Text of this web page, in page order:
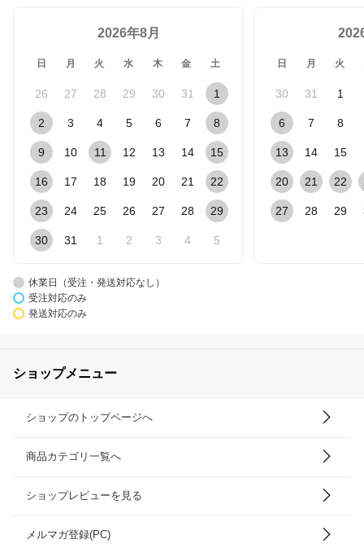
2026年8月
日 月 火 水 木 金 土
26 27 28 29 30 31 1
2 3 4 5 6 7 8
9 10 11 12 13 14 15
16 17 18 19 20 21 22
23 24 25 26 27 28 29
30 31 1 2 3 4 5
日 月 火
30 31 1
6 7 8
13 14 15
20 21 22
27 28 29
休業日（受注・発送対応なし）
受注対応のみ
発送対応のみ
ショップメニュー
ショップのトップページへ
商品カテゴリ一覧へ
ショップレビューを見る
メルマガ登録(PC)